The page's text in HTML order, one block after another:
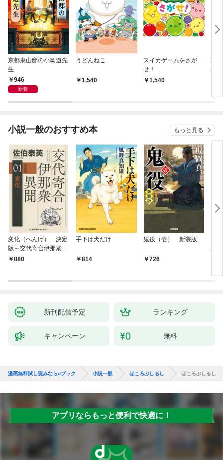
京都東山邸の小鳥遊先
生
946
新着
うどんねこ
1,540
スイカゲームをさが
せ！
1,540
本
工
小説一般のおすすめ本 もっと見る
変化（へんげ） 決定
版～交代寄合伊那衆異
聞（1）～
880
手下は犬だけ
814
鬼役（壱） 新装版
726
南
舟
新刊配信予定 ランキング
キャンペーン 無料
漫画無料試し読みならdブック 小説一般 ほころぶしるし ほころぶしるし
アプリならもっと便利で快適に！